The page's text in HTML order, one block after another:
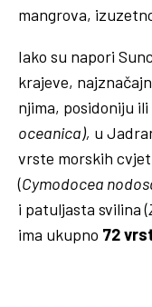
mangrova,
Iako su napori
krajeve,
njima, posidoniju
oceanica), u
vrste morskih
(Cymodocea
i patuljasta svilina (
ima ukupno 72